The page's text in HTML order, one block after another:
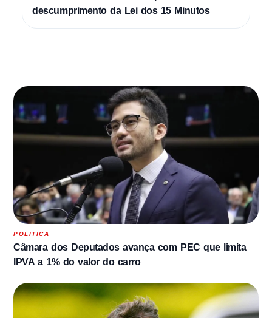
descumprimento da Lei dos 15 Minutos
POLITICA
Câmara dos Deputados avança com PEC que limita
IPVA a 1% do valor do carro